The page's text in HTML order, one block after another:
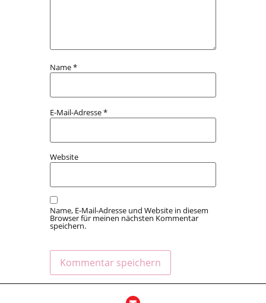
Name*
E-Mail-Adresse*
Website
Name, E-Mail-Adresse und Website in diesem
Browser für meinen nächsten Kommentar
speichern.